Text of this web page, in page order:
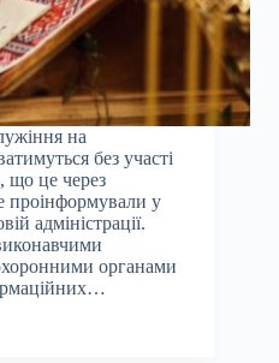
на
без участі
що це через
проінформували у
адміністрації.
органами